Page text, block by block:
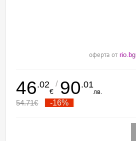
оферта от rio.bg
46.02
€
/ 90.01
лв.
54.71€ -16%